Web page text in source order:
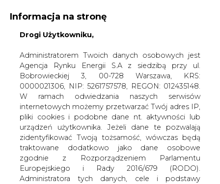
KONTAKT:
WYDAWCA PORTALU:
WYSOKI KONTRAST WIELKOŚĆ TEKSTU A A
ZALOGUJ SIĘ
Informacja na stronę
Drogi Użytkowniku,
Administratorem Twoich danych osobowych jest
Agencja Rynku Energii S.A z siedzibą przy ul.
Bobrowieckiej 3, 00-728 Warszawa, KRS:
0000021306, NIP: 5261757578, REGON: 012435148.
W ramach odwiedzania naszych serwisów
internetowych możemy przetwarzać Twój adres IP,
pliki cookies i podobne dane nt. aktywności lub
urządzeń użytkownika. Jeżeli dane te pozwalają
zidentyfikować Twoją tożsamość, wówczas będą
traktowane dodatkowo jako dane osobowe
zgodnie z Rozporządzeniem Parlamentu
Europejskiego i Rady 2016/679 (RODO).
Administratora tych danych, cele i podstawy